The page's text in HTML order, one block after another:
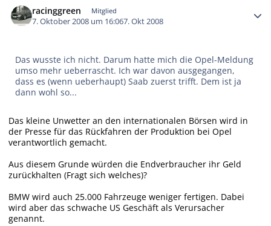
racinggreen Mitglied
7. Oktober 2008 um 16:067. Okt 2008
Das wusste ich nicht. Darum hatte mich die Opel-Meldung
umso mehr ueberrascht. Ich war davon ausgegangen,
dass es (wenn ueberhaupt) Saab zuerst trifft. Dem ist ja
dann wohl so...
Das kleine Unwetter an den internationalen Börsen wird in
der Presse für das Rückfahren der Produktion bei Opel
verantwortlich gemacht.
Aus diesem Grunde würden die Endverbraucher ihr Geld
zurückhalten (Fragt sich welches)?
BMW wird auch 25.000 Fahrzeuge weniger fertigen. Dabei
wird aber das schwache US Geschäft als Verursacher
genannt.